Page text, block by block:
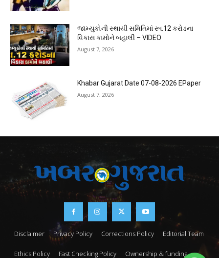
જામ્યુકોની સ્થાયી સમિતિમાં રૂા.12 કરોડના
વિકાસ કામોને બહાલી – VIDEO
August 7, 2026
Khabar Gujarat Date 07-08-2026 EPaper
August 7, 2026
Disclaimer Privacy Policy Corrections Policy Editorial Team
Ethics Policy Fast Checking Policy Ownership & funding